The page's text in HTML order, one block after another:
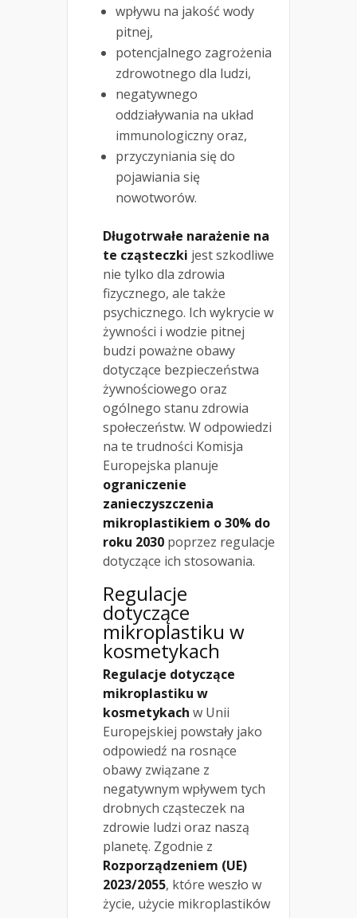
wpływu na jakość wody
pitnej,
potencjalnego zagrożenia
zdrowotnego dla ludzi,
negatywnego
oddziaływania na układ
immunologiczny oraz,
przyczyniania się do
pojawiania się
nowotworów.
Długotrwałe narażenie na
te cząsteczki jest szkodliwe
nie tylko dla zdrowia
fizycznego, ale także
psychicznego. Ich wykrycie w
żywności i wodzie pitnej
budzi poważne obawy
dotyczące bezpieczeństwa
żywnościowego oraz
ogólnego stanu zdrowia
społeczeństw. W odpowiedzi
na te trudności Komisja
Europejska planuje
ograniczenie
zanieczyszczenia
mikroplastikiem o 30% do
roku 2030 poprzez regulacje
dotyczące ich stosowania.
Regulacje
dotyczące
mikroplastiku w
kosmetykach
Regulacje dotyczące
mikroplastiku w
kosmetykach w Unii
Europejskiej powstały jako
odpowiedź na rosnące
obawy związane z
negatywnym wpływem tych
drobnych cząsteczek na
zdrowie ludzi oraz naszą
planetę. Zgodnie z
Rozporządzeniem (UE)
2023/2055, które weszło w
życie, użycie mikroplastików